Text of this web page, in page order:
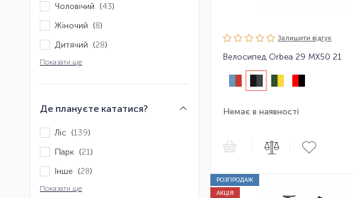
Чоловічий (43)
Жіночий (8)
Дитячий (28)
Показати ще
Де плануєте кататися?
Ліс (139)
Парк (21)
Інше (28)
Показати ще
Залишити вiдгук
Велосипед Orbea 29 MX50 21
Немає в наявності
РОЗПРОДАЖ
АКЦІЯ